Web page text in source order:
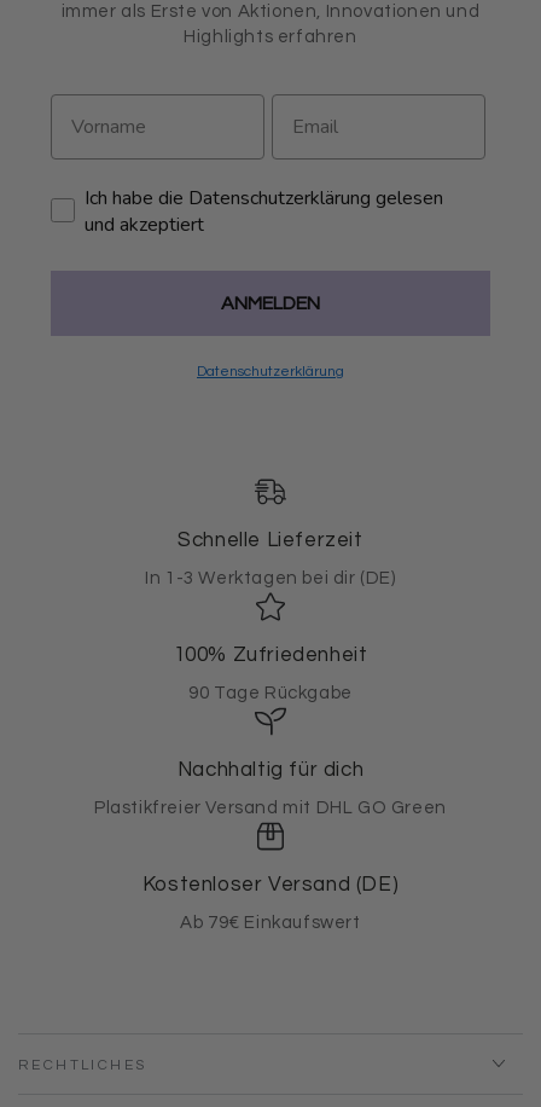
immer als Erste von Aktionen, Innovationen und
Highlights erfahren
Ich habe die Datenschutzerklärung gelesen
und akzeptiert
ANMELDEN
Datenschutzerklärung
Schnelle Lieferzeit
In 1-3 Werktagen bei dir (DE)
100% Zufriedenheit
90 Tage Rückgabe
Nachhaltig für dich
Plastikfreier Versand mit DHL GO Green
Kostenloser Versand (DE)
Ab 79€ Einkaufswert
RECHTLICHES